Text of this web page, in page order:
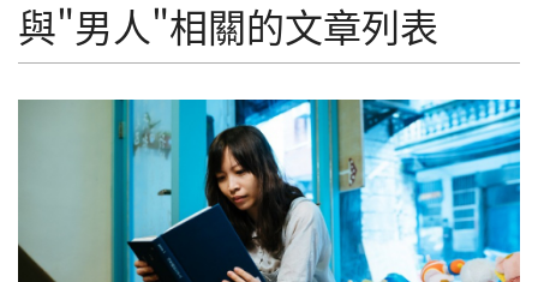
與"男人"相關的文章列表